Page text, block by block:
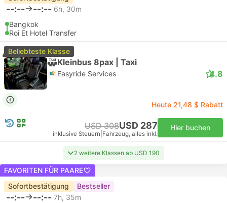
--:-- --:-- 6h, 30m
Bangkok
Roi Et Hotel Transfer
Beliebteste Klasse
Kleinbus 8pax | Taxi
Easyride Services 4.8
Heute 21,48 $ Rabatt
USD 308USD 287
inklusive Steuern Fahrzeug, alles inkl.
Hier buchen
2 weitere Klassen ab USD 190
FAVORITEN FÜR PAARE
Sofortbestätigung
Bestseller
--:-- --:-- 7h, 35m